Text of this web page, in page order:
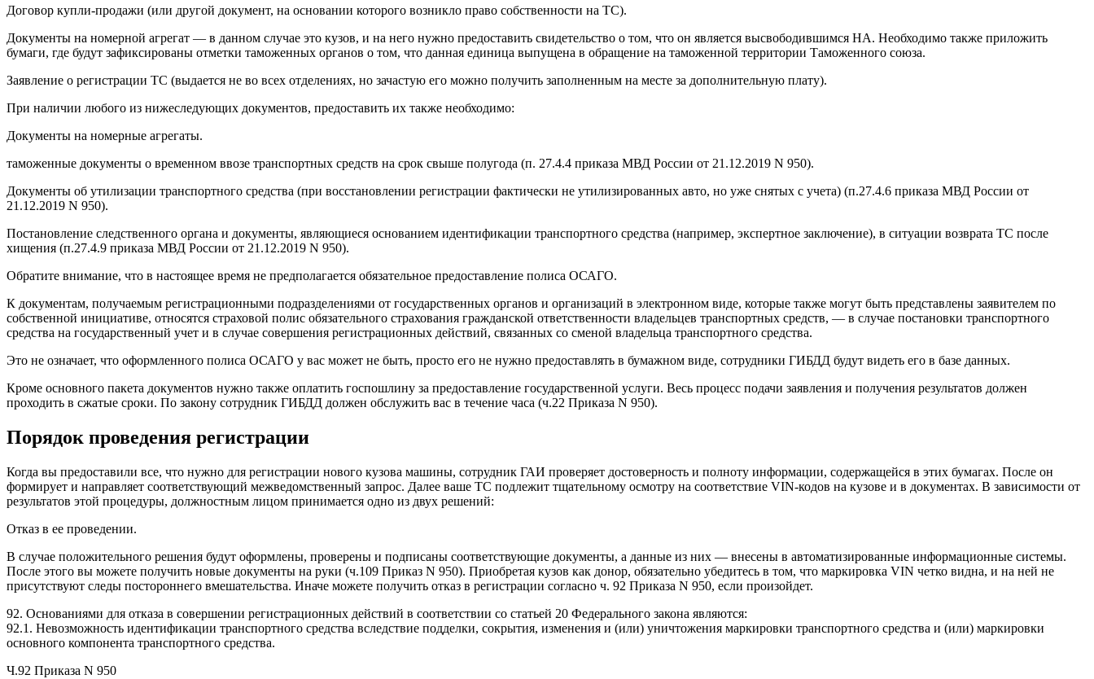
Договор купли-продажи (или другой документ, на основании которого возникло право собственности на ТС).
Документы на номерной агрегат — в данном случае это кузов, и на него нужно предоставить свидетельство о том, что он является высвободившимся НА. Необходимо также приложить
бумаги, где будут зафиксированы отметки таможенных органов о том, что данная единица выпущена в обращение на таможенной территории Таможенного союза.
Заявление о регистрации ТС (выдается не во всех отделениях, но зачастую его можно получить заполненным на месте за дополнительную плату).
При наличии любого из нижеследующих документов, предоставить их также необходимо:
Документы на номерные агрегаты.
таможенные документы о временном ввозе транспортных средств на срок свыше полугода (п. 27.4.4 приказа МВД России от 21.12.2019 N 950).
Документы об утилизации транспортного средства (при восстановлении регистрации фактически не утилизированных авто, но уже снятых с учета) (п.27.4.6 приказа МВД России от
21.12.2019 N 950).
Постановление следственного органа и документы, являющиеся основанием идентификации транспортного средства (например, экспертное заключение), в ситуации возврата ТС после
хищения (п.27.4.9 приказа МВД России от 21.12.2019 N 950).
Обратите внимание, что в настоящее время не предполагается обязательное предоставление полиса ОСАГО.
К документам, получаемым регистрационными подразделениями от государственных органов и организаций в электронном виде, которые также могут быть представлены заявителем по
собственной инициативе, относятся страховой полис обязательного страхования гражданской ответственности владельцев транспортных средств, — в случае постановки транспортного
средства на государственный учет и в случае совершения регистрационных действий, связанных со сменой владельца транспортного средства.
Это не означает, что оформленного полиса ОСАГО у вас может не быть, просто его не нужно предоставлять в бумажном виде, сотрудники ГИБДД будут видеть его в базе данных.
Кроме основного пакета документов нужно также оплатить госпошлину за предоставление государственной услуги. Весь процесс подачи заявления и получения результатов должен
проходить в сжатые сроки. По закону сотрудник ГИБДД должен обслужить вас в течение часа (ч.22 Приказа N 950).
Порядок проведения регистрации
Когда вы предоставили все, что нужно для регистрации нового кузова машины, сотрудник ГАИ проверяет достоверность и полноту информации, содержащейся в этих бумагах. После он
формирует и направляет соответствующий межведомственный запрос. Далее ваше ТС подлежит тщательному осмотру на соответствие VIN-кодов на кузове и в документах. В зависимости от
результатов этой процедуры, должностным лицом принимается одно из двух решений:
Отказ в ее проведении.
В случае положительного решения будут оформлены, проверены и подписаны соответствующие документы, а данные из них — внесены в автоматизированные информационные системы.
После этого вы можете получить новые документы на руки (ч.109 Приказ N 950). Приобретая кузов как донор, обязательно убедитесь в том, что маркировка VIN четко видна, и на ней не
присутствуют следы постороннего вмешательства. Иначе можете получить отказ в регистрации согласно ч. 92 Приказа N 950, если произойдет.
92. Основаниями для отказа в совершении регистрационных действий в соответствии со статьей 20 Федерального закона являются:
92.1. Невозможность идентификации транспортного средства вследствие подделки, сокрытия, изменения и (или) уничтожения маркировки транспортного средства и (или) маркировки
основного компонента транспортного средства.
Ч.92 Приказа N 950